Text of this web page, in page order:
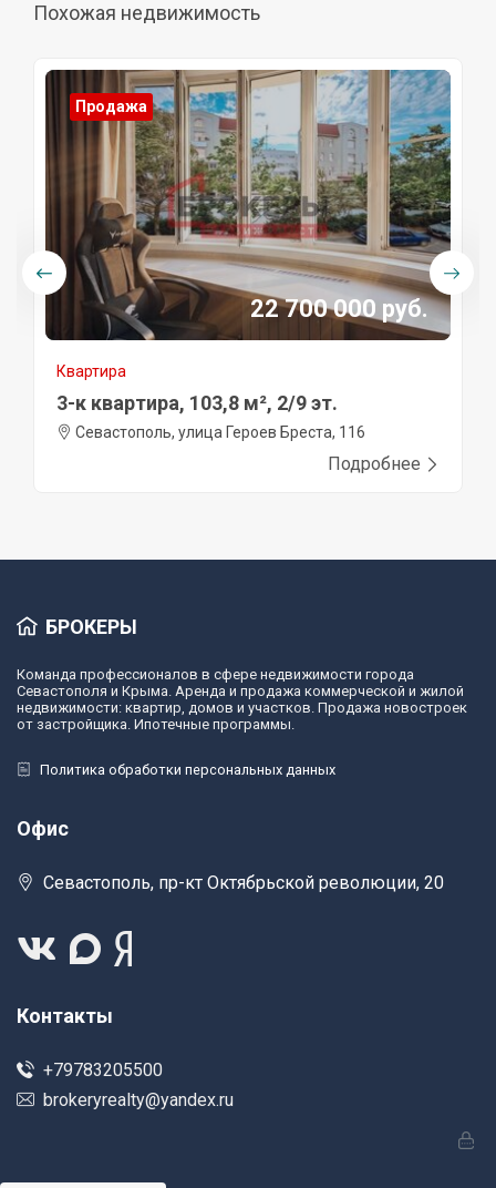
Похожая недвижимость
Продажа
22 700 000 руб.
Квартира
3-к квартира, 103,8 м², 2/9 эт.
Севастополь, улица Героев Бреста, 116
Подробнее
БРОКЕРЫ
Команда профессионалов в сфере недвижимости города
Севастополя и Крыма. Аренда и продажа коммерческой и жилой
недвижимости: квартир, домов и участков. Продажа новостроек
от застройщика. Ипотечные программы.
Политика обработки персональных данных
Офис
Севастополь, пр-кт Октябрьской революции, 20
Контакты
+79783205500
brokeryrealty@yandex.ru